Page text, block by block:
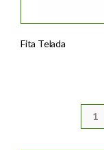
Fita Telada
1